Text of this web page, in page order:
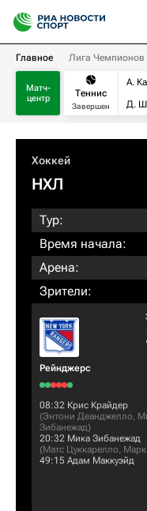
Главное Лига Чемпионов
Матч-
центр
Теннис
Завершен
А.
Д.
Хоккей
НХЛ
Тур:
Время начала:
Арена:
Зрители:
Рейнджерс
08:32 Крис Крайдер
(Энтони Деанджелло,
Зибанежад)
20:32 Мика Зибанежад
(Матс Цуккарелло, Марк
49:15 Адам Маккуэйд